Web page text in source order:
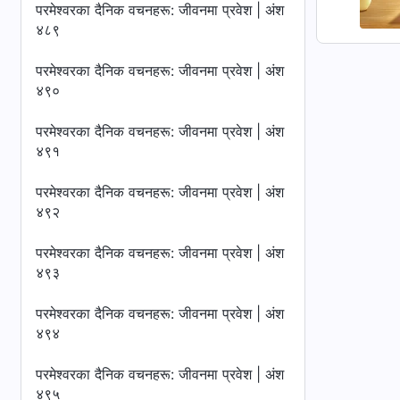
परमेश्‍वरका दैनिक वचनहरू: जीवनमा प्रवेश | अंश
४८९
परमेश्‍वरका दैनिक वचनहरू: जीवनमा प्रवेश | अंश
४९०
परमेश्‍वरका दैनिक वचनहरू: जीवनमा प्रवेश | अंश
४९१
परमेश्‍वरका दैनिक वचनहरू: जीवनमा प्रवेश | अंश
४९२
परमेश्‍वरका दैनिक वचनहरू: जीवनमा प्रवेश | अंश
४९३
परमेश्‍वरका दैनिक वचनहरू: जीवनमा प्रवेश | अंश
४९४
परमेश्‍वरका दैनिक वचनहरू: जीवनमा प्रवेश | अंश
४९५